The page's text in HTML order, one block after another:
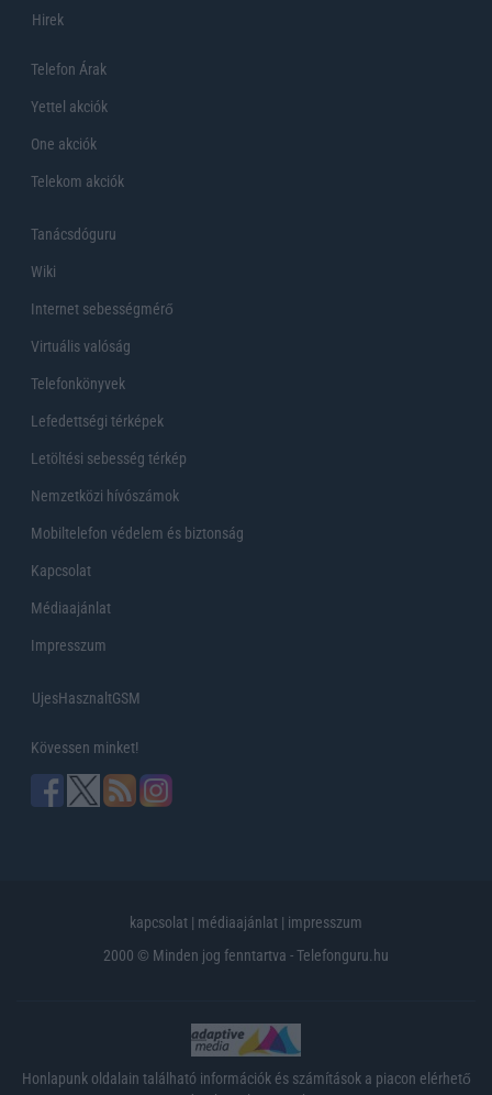
Hirek
Telefon Árak
Yettel akciók
One akciók
Telekom akciók
Tanácsdóguru
Wiki
Internet sebességmérő
Virtuális valóság
Telefonkönyvek
Lefedettségi térképek
Letöltési sebesség térkép
Nemzetközi hívószámok
Mobiltelefon védelem és biztonság
Kapcsolat
Médiaajánlat
Impresszum
UjesHasznaltGSM
Kövessen minket!
kapcsolat | médiaajánlat | impresszum
2000 © Minden jog fenntartva - Telefonguru.hu
Honlapunk oldalain található információk és számítások a piacon elérhető